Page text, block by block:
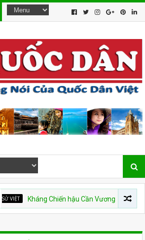
Kháng Chiến hậu Cần Vương và Ý Thức Mới của